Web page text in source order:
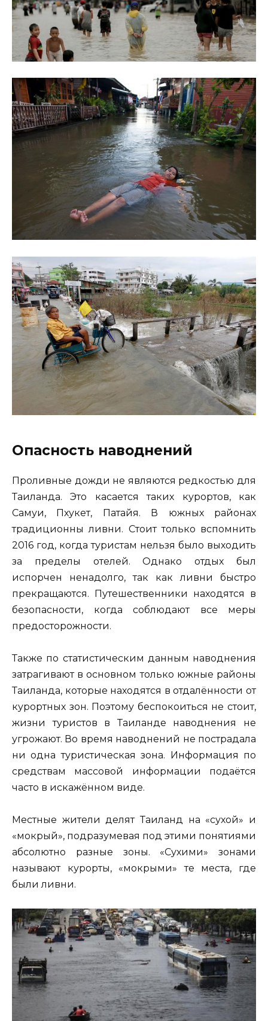
Опасность наводнений
Проливные дожди не являются редкостью для
Таиланда. Это касается таких курортов, как
Самуи, Пхукет, Патайя. В южных районах
традиционны ливни. Стоит только вспомнить
2016 год, когда туристам нельзя было выходить
за пределы отелей. Однако отдых был
испорчен ненадолго, так как ливни быстро
прекращаются. Путешественники находятся в
безопасности, когда соблюдают все меры
предосторожности.
Также по статистическим данным наводнения
затрагивают в основном только южные районы
Таиланда, которые находятся в отдалённости от
курортных зон. Поэтому беспокоиться не стоит,
жизни туристов в Таиланде наводнения не
угрожают. Во время наводнений не пострадала
ни одна туристическая зона. Информация по
средствам массовой информации подаётся
часто в искажённом виде.
Местные жители делят Таиланд на «сухой» и
«мокрый», подразумевая под этими понятиями
абсолютно разные зоны. «Сухими» зонами
называют курорты, «мокрыми» те места, где
были ливни.